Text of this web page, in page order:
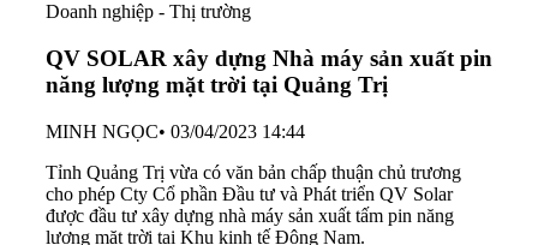
Doanh nghiệp - Thị trường
QV SOLAR xây dựng Nhà máy sản xuất pin
năng lượng mặt trời tại Quảng Trị
MINH NGỌC• 03/04/2023 14:44
Tỉnh Quảng Trị vừa có văn bản chấp thuận chủ trương
cho phép Cty Cổ phần Đầu tư và Phát triển QV Solar
được đầu tư xây dựng nhà máy sản xuất tấm pin năng
lượng mặt trời tại Khu kinh tế Đông Nam.